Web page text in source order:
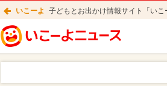
いこーよ 子どもとお出かけ情報サイト「い